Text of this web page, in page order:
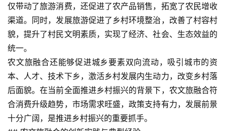
仅带动了旅游消费，还促进了农产品销售，拓宽了农民增收
渠道。同时，发展旅游促进了乡村环境整治，改善了村容村
貌，提升了村民文明素质，实现了经济、社会、生态效益的
统一。
农文旅融合还能够促进城乡要素双向流动，吸引城市的资
本、人才、技术下乡，激活乡村发展内生动力，改变乡村落
后面貌。在当前全面推进乡村振兴的背景下，农文旅融合符
合消费升级趋势，市场需求旺盛，政策支持有力，发展前景
十分广阔，是推进乡村振兴的重要抓手。